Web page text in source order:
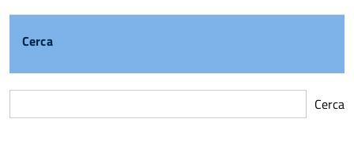
Cerca
Cerca